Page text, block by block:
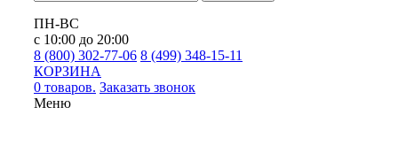
ПН-ВС
с 10:00 до 20:00
8 (800) 302-77-06 8 (499) 348-15-11
КОРЗИНА
0 товаров. Заказать звонок
Меню